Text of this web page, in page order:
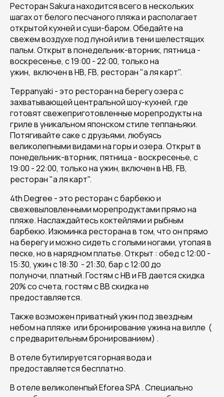
Ресторан Sakura находится всего в нескольких
шагах от белого песчаного пляжа и располагает
открытой кухней и суши-баром. Обедайте на
свежем воздухе под луной или в тени шелестящих
пальм. Открыт в понедельник-вторник, пятница -
воскресенье, с 19:00 - 22:00, только на
ужин, включен в HB, FB, ресторан "а ля карт".
Teppanyaki - это ресторан на берегу озера с
захватывающей центральной шоу-кухней, где
готовят свежеприготовленные морепродукты на
гриле в уникальном японском стиле теппаньяки.
Потягивайте саке с друзьями, любуясь
великолепными видами на горы и озера. Открыт в
понедельник-вторник, пятница - воскресенье, с
19:00 - 22:00, только на ужин, включен в HB, FB,
ресторан "а ля карт".
4th Degree - это ресторан с барбекю и
свежевыловленными морепродуктами прямо на
пляже. Наслаждайтесь коктейлями и рыбным
барбекю. Изюминка ресторана в том, что он прямо
на берегу и можно сидеть с голыми ногами, утопая в
песке, но в нарядном платье. Открыт : обед с 12:00 -
15:30, ужин с 18:30 - 21:30, бар с 12:00 до
полуночи, платный. Гостям с HB и FB дается скидка
20% со счета, гостям с ВВ скидка не
предоставляется.
Также возможен приватный ужин под звездным
небом на пляже или бронирование ужина на вилле (
с предварительным бронированием) .
В отеле бутилируется горная вода и
предоставляется бесплатно.
В отеле великоленпый Eforea SPA . Cпециально